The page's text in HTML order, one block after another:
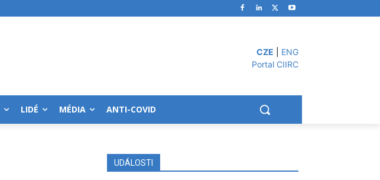
CZE
ENG
Portal CIIRC
LIDÉ MÉDIA ANTI-COVID
UDÁLOSTI